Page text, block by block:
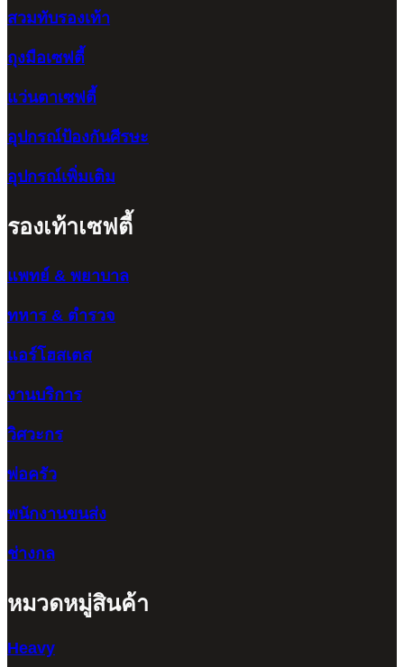
สวมทับรองเท้า
ถุงมือเซฟตี้
แว่นตาเซฟตี้
อุปกรณ์ป้องกันศีรษะ
อุปกรณ์เพิ่มเติม
รองเท้าเซฟตี้
แพทย์ & พยาบาล
ทหาร & ตำรวจ
แอร์โฮสเตส
งานบริการ
วิศวะกร
พ่อครัว
พนักงานขนส่ง
ช่างกล
หมวดหมู่สินค้า
Heavy